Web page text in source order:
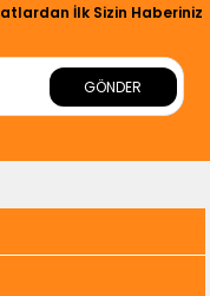
İlk Sizin Haberiniz
GÖNDER